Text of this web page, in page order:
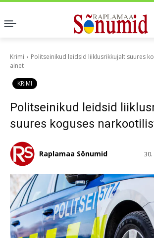
Krimi
Politseinikud leidsid liiklusrikkujalt suures
ainet
KRIMI
Politseinikud leidsid
suures koguses
Raplamaa Sõnumid